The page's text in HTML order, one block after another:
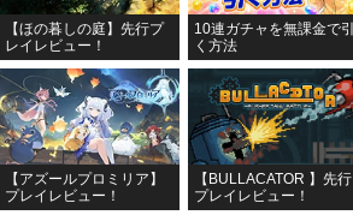
【ほの暮しの庭】先行プ
レイレビュー！
10連ガチャを無課金で引
く方法
【アズールプロミリア】
プレイレビュー！
【BULLACATOR 】先行
プレイレビュー！